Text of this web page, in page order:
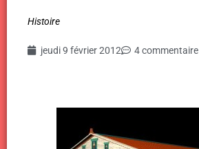
Histoire
jeudi 9 février 2012 4 commentaire